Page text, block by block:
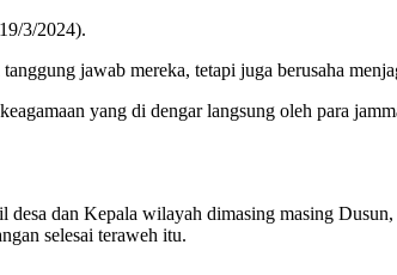
3/2024).
jawab mereka, tetapi juga berusaha
yang di dengar langsung oleh para
dan Kepala wilayah dimasing masing
selesai teraweh itu.